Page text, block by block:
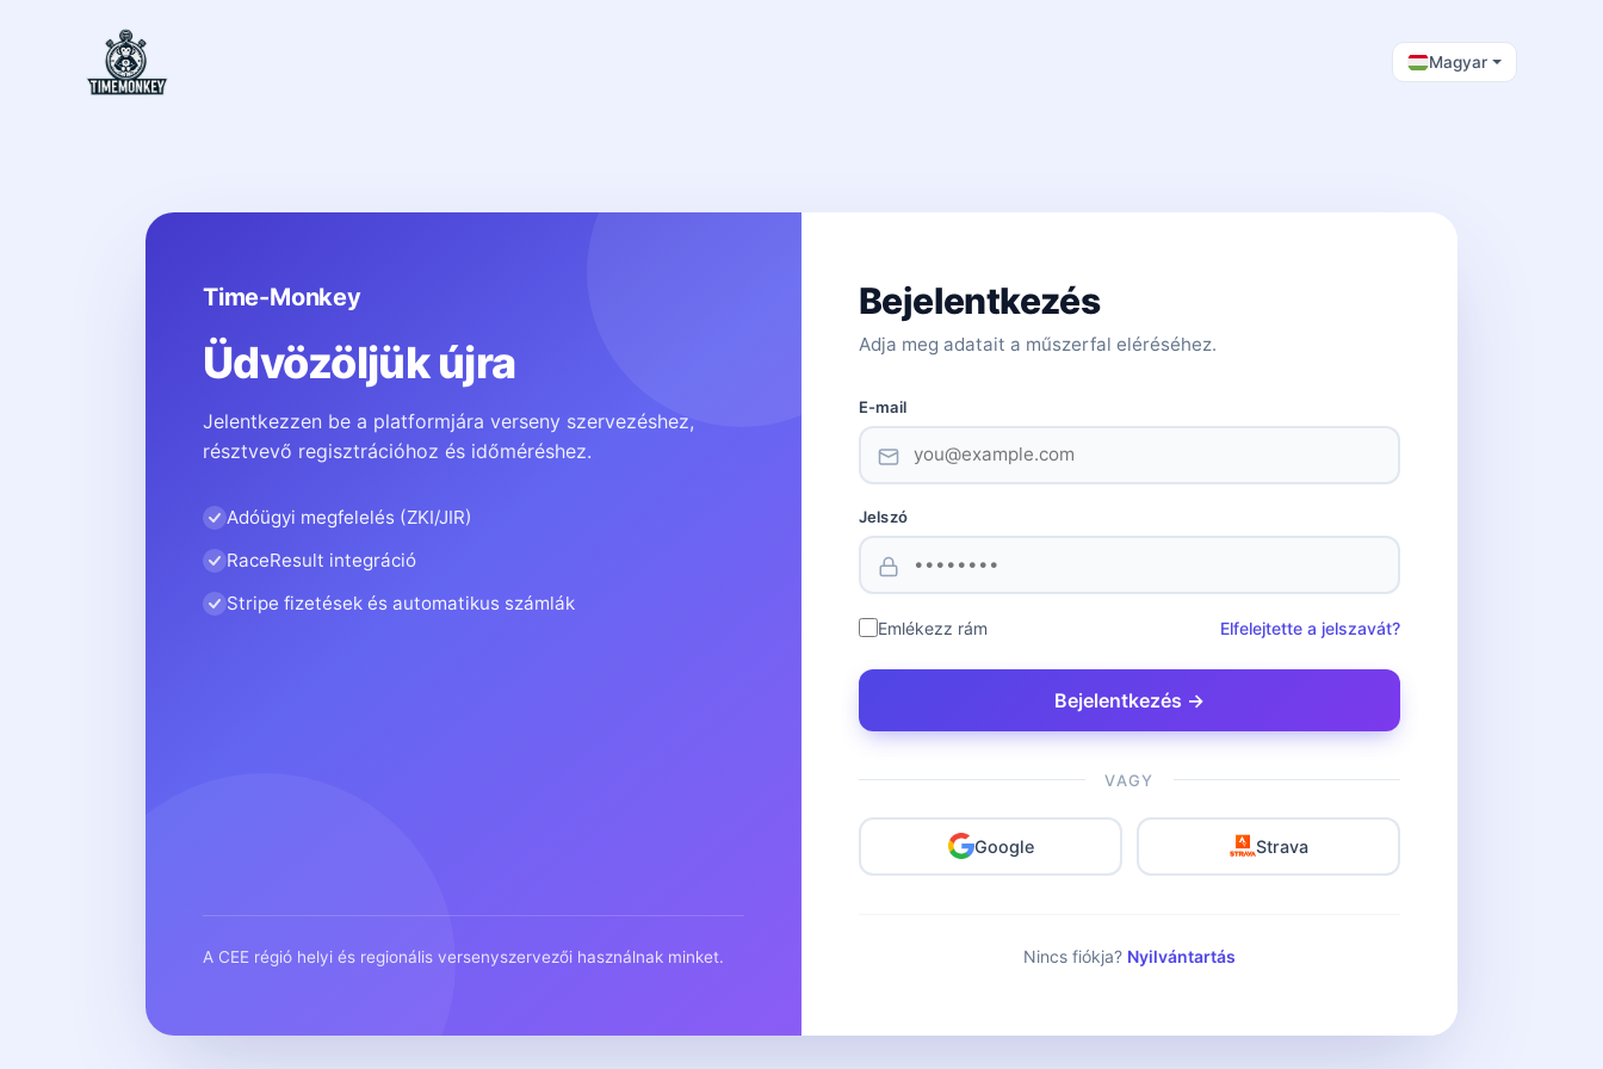
Magyar
Time-Monkey
Üdvözöljük újra
Jelentkezzen be a platformjára verseny szervezéshez,
résztvevő regisztrációhoz és időméréshez.
Adóügyi megfelelés (ZKI/JIR)
RaceResult integráció
Stripe fizetések és automatikus számlák
A CEE régió helyi és regionális versenyszervezői használnak minket.
Bejelentkezés
Adja meg adatait a műszerfal eléréséhez.
E-mail
Jelszó
Emlékezz rám Elfelejtette a jelszavát?
Bejelentkezés →
VAGY
Google Strava
Nincs fiókja? Nyilvántartás